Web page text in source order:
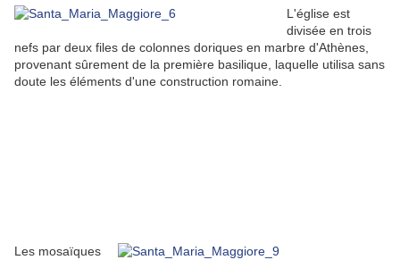
L'église est
divisée en trois
nefs par deux files de colonnes doriques en marbre d'Athènes,
provenant sûrement de la première basilique, laquelle utilisa sans
doute les éléments d'une construction romaine.
Les mosaïques